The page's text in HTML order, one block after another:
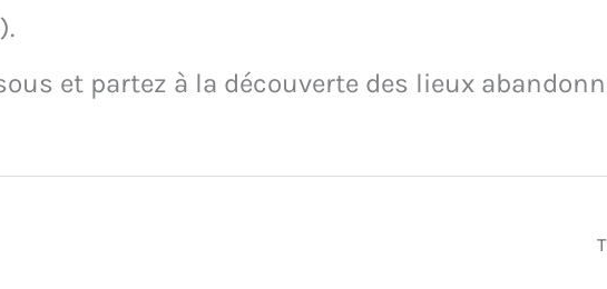
et partez à la découverte des lieux